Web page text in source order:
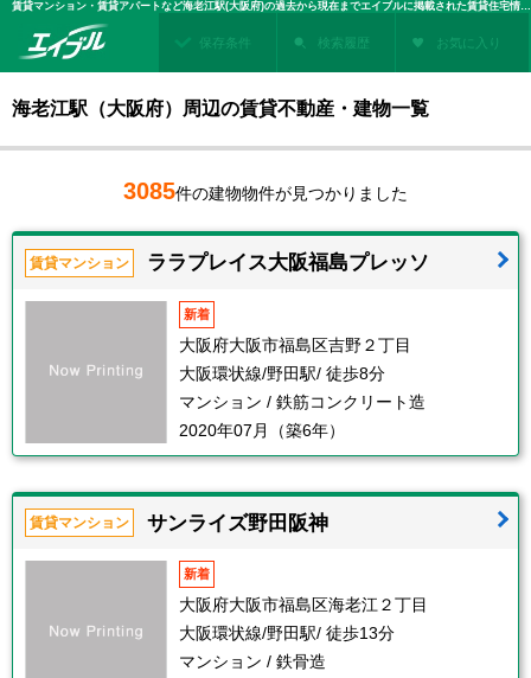
賃貸マンション・賃貸アパートなど海老江駅(大阪府)の過去から現在までエイブルに掲載された賃貸住宅情報・建物情報を検索！不動産賃貸を探すなら、お部屋探しのエイブル
保存条件 検索履歴 お気に入り
海老江駅（大阪府）周辺の賃貸不動産・建物一覧
3085件の建物物件が見つかりました
賃貸マンション ララプレイス大阪福島プレッソ
新着
大阪府大阪市福島区吉野２丁目
大阪環状線/野田駅/ 徒歩8分
マンション / 鉄筋コンクリート造
2020年07月（築6年）
賃貸マンション サンライズ野田阪神
新着
大阪府大阪市福島区海老江２丁目
大阪環状線/野田駅/ 徒歩13分
マンション / 鉄骨造